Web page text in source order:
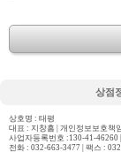
상점
상호명 : 태평
대표 : 지창흠 | 개인정보보호책
사업자등록번호 :130-41-46260
전화 : 032-663-3477 | 팩스 :